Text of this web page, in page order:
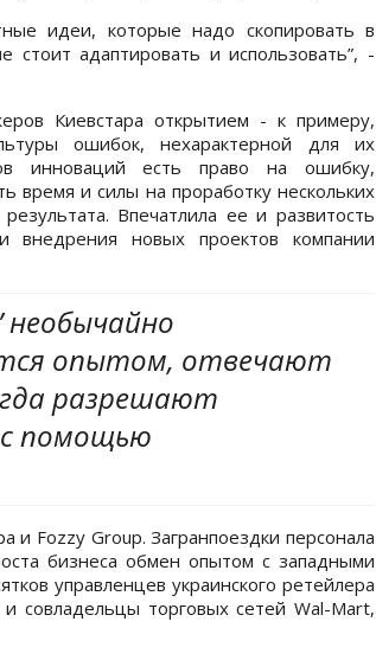
идеи, которые надо скопировать в
адаптировать и использовать”, -
Киевстара открытием - к примеру,
ошибок, нехарактерной для их
инноваций есть право на ошибку,
время и силы на проработку нескольких
Впечатлила ее и развитость
внедрения новых проектов компании
необычайно
опытом, отвечают
разрешают
с помощью
и Fozzy Group. Загранпоездки персонала
бизнеса обмен опытом с западными
управленцев украинского ретейлера
совладельцы торговых сетей Wal-Mart,